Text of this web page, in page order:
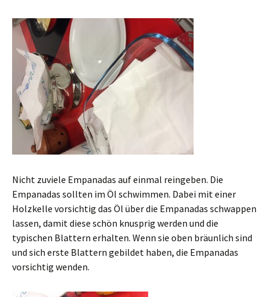
Nicht zuviele Empanadas auf einmal reingeben. Die
Empanadas sollten im Öl schwimmen. Dabei mit einer
Holzkelle vorsichtig das Öl über die Empanadas schwappen
lassen, damit diese schön knusprig werden und die
typischen Blattern erhalten. Wenn sie oben bräunlich sind
und sich erste Blattern gebildet haben, die Empanadas
vorsichtig wenden.